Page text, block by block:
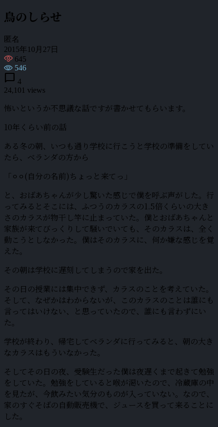
鳥のしらせ
匿名
2015年10月27日
645
546
chat_bubble 4
24,101 views
怖いというか不思議な話ですが書かせてもらいます。
10年くらい前の話
ある冬の朝、いつも通り学校に行こうと学校の準備をしてい
たら、ベランダの方から
「⚪︎⚪︎(自分の名前)ちょっと来てっ」
と、おばあちゃんが少し驚いた感じで僕を呼ぶ声がした。行
ってみるとそこには、ふつうのカラスの1.5倍くらいの大き
さのカラスが物干し竿に止まっていた。僕とおばあちゃんと
家族が来てびっくりして騒いでいても、そのカラスは、全く
動こうとしなかった。僕はそのカラスに、何か嫌な感じを覚
えた。
その朝は学校に遅刻してしまうので家を出た。
その日の授業には集中できず、カラスのことを考えていた。
そして、なぜかはわからないが、このカラスのことは誰にも
言ってはいけない、と思っていたので、誰にも言わずにい
た。
学校が終わり、帰宅してベランダに行ってみると、朝の大き
なカラスはもういなかった。
そしてその日の夜、受験生だった僕は夜遅くまで起きて勉強
をしていた。勉強をしていると喉が渇いたので、冷蔵庫の中
を見たが、今飲みたい気分のものが入っていない。なので、
家のすぐそばの自動販売機で、ジュースを買って来ることに
した。